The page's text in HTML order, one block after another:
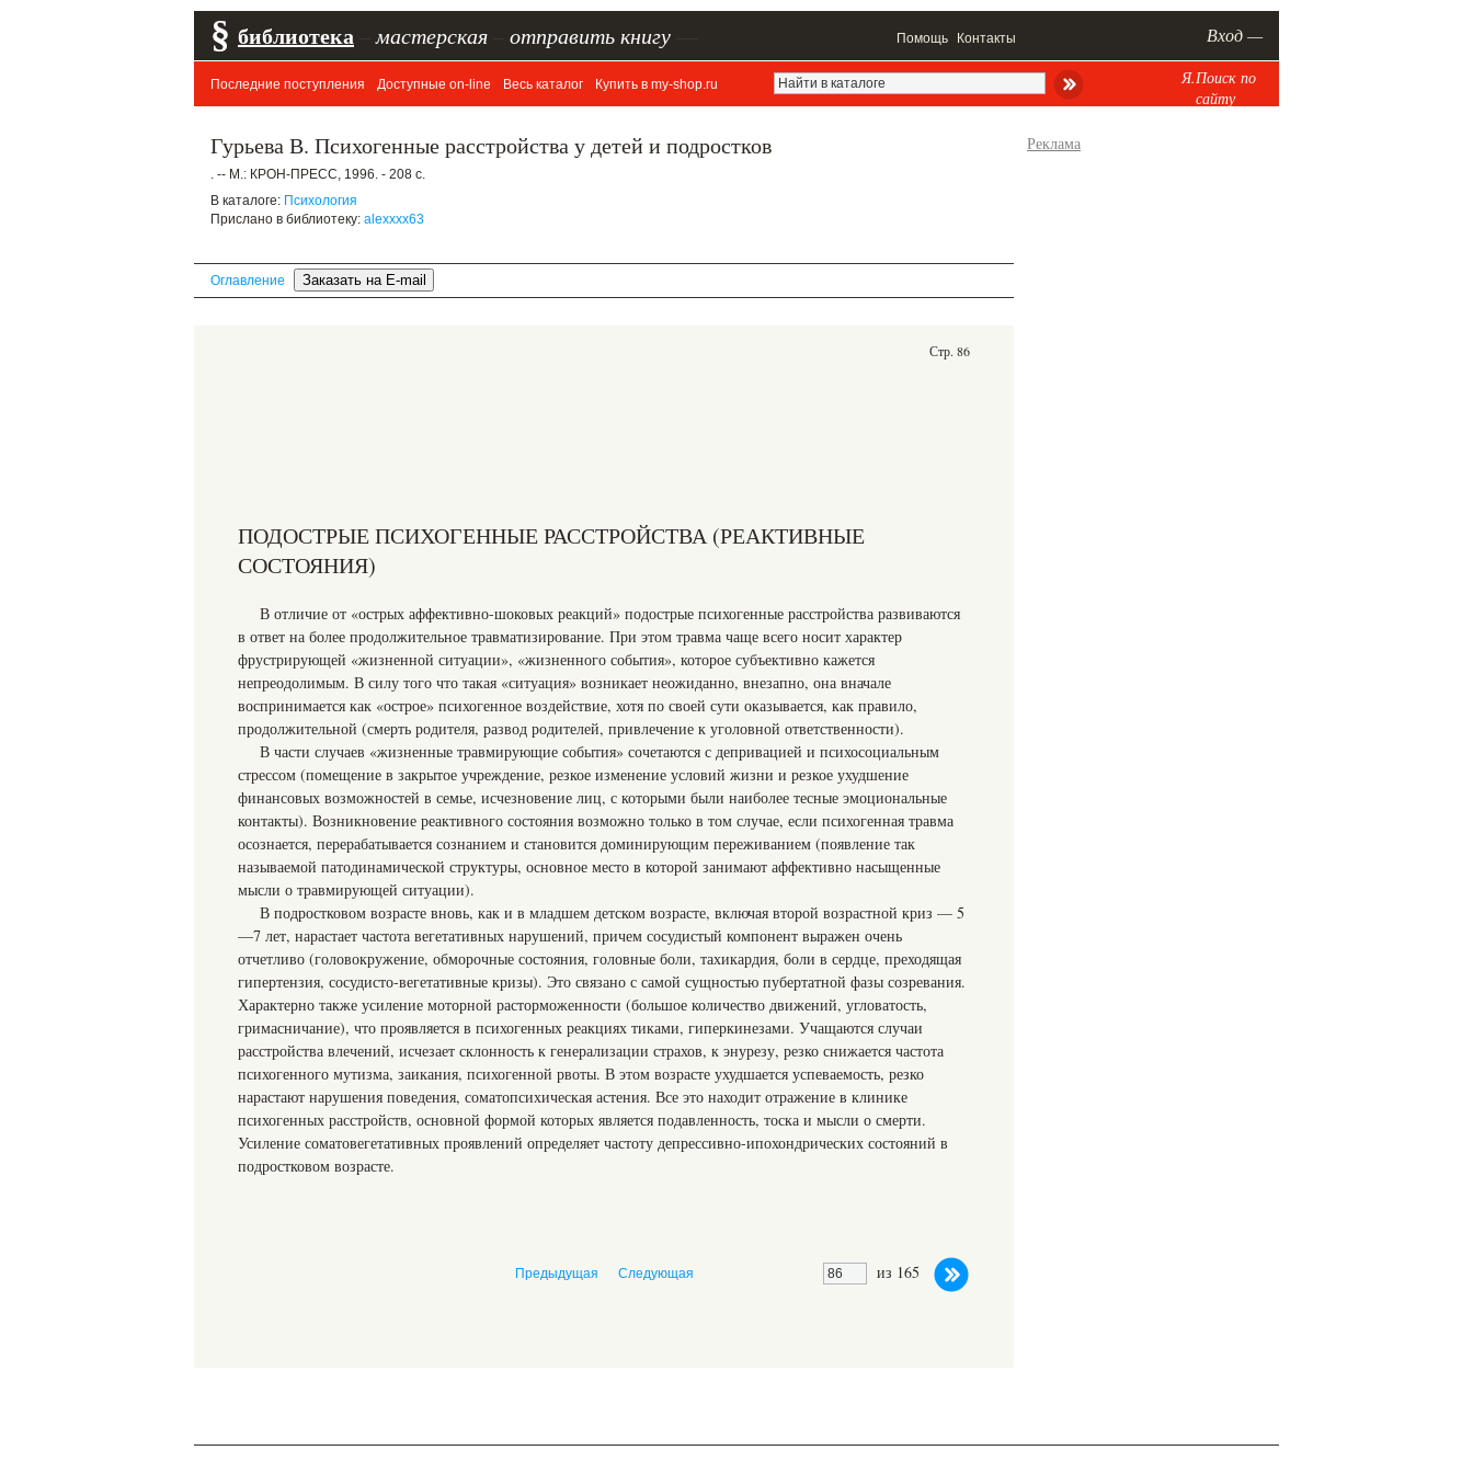
§ библиотека мастерская отправить книгу Помощь Контакты Вход —
Последние поступления Доступные on-line Весь каталог Купить в my-shop.ru
Я.Поиск по
сайту
Гурьева В. Психогенные расстройства у детей и подростков
. -- М.: КРОН-ПРЕСС, 1996. - 208 с.
В каталоге: Психология
Прислано в библиотеку: alexxxx63
Оглавление
Стр. 86
ПОДОСТРЫЕ ПСИХОГЕННЫЕ РАССТРОЙСТВА (РЕАКТИВНЫЕ
СОСТОЯНИЯ)
В отличие от «острых аффективно-шоковых реакций» подострые психогенные расстройства развиваются
в ответ на более продолжительное травматизирование. При этом травма чаще всего носит характер
фрустрирующей «жизненной ситуации», «жизненного события», которое субъективно кажется
непреодолимым. В силу того что такая «ситуация» возникает неожиданно, внезапно, она вначале
воспринимается как «острое» психогенное воздействие, хотя по своей сути оказывается, как правило,
продолжительной (смерть родителя, развод родителей, привлечение к уголовной ответственности).
В части случаев «жизненные травмирующие события» сочетаются с депривацией и психосоциальным
стрессом (помещение в закрытое учреждение, резкое изменение условий жизни и резкое ухудшение
финансовых возможностей в семье, исчезновение лиц, с которыми были наиболее тесные эмоциональные
контакты). Возникновение реактивного состояния возможно только в том случае, если психогенная травма
осознается, перерабатывается сознанием и становится доминирующим переживанием (появление так
называемой патодинамической структуры, основное место в которой занимают аффективно насыщенные
мысли о травмирующей ситуации).
В подростковом возрасте вновь, как и в младшем детском возрасте, включая второй возрастной криз — 5
—7 лет, нарастает частота вегетативных нарушений, причем сосудистый компонент выражен очень
отчетливо (головокружение, обморочные состояния, головные боли, тахикардия, боли в сердце, преходящая
гипертензия, сосудисто-вегетативные кризы). Это связано с самой сущностью пубертатной фазы созревания.
Характерно также усиление моторной расторможенности (большое количество движений, угловатость,
гримасничание), что проявляется в психогенных реакциях тиками, гиперкинезами. Учащаются случаи
расстройства влечений, исчезает склонность к генерализации страхов, к энурезу, резко снижается частота
психогенного мутизма, заикания, психогенной рвоты. В этом возрасте ухудшается успеваемость, резко
нарастают нарушения поведения, соматопсихическая астения. Все это находит отражение в клинике
психогенных расстройств, основной формой которых является подавленность, тоска и мысли о смерти.
Усиление соматовегетативных проявлений определяет частоту депрессивно-ипохондрических состояний в
подростковом возрасте.
из 165
Предыдущая Следующая
Реклама